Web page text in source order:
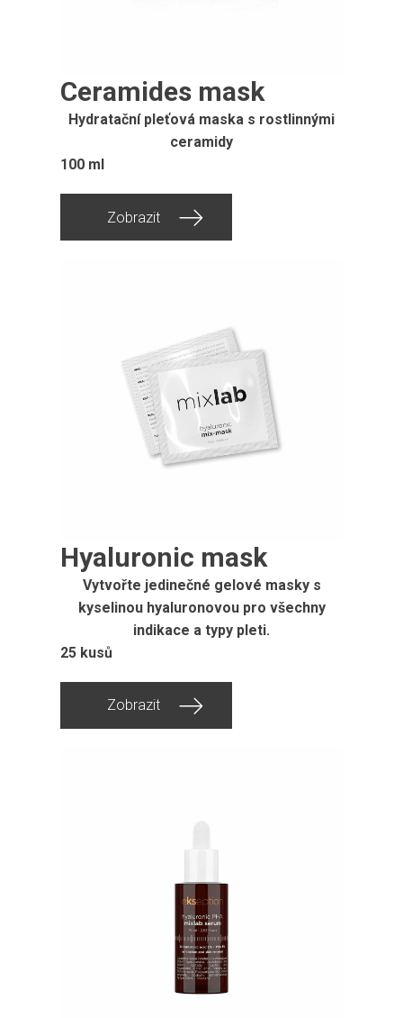
Ceramides mask
Hydratační pleťová maska ​​s rostlinnými
ceramidy
100 ml
Zobrazit
Hyaluronic mask
Vytvořte jedinečné gelové masky s
kyselinou hyaluronovou pro všechny
indikace a typy pleti.
25 kusů
Zobrazit